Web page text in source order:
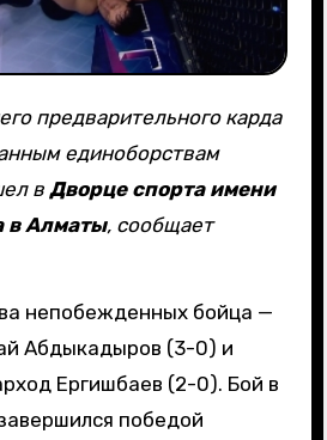
единоборствам
в Дворце спорта имени
в Алматы, сообщает
непобежденных бойца —
Абдыкадыров (3-0) и
Ергишбаев (2-0). Бой в
победой